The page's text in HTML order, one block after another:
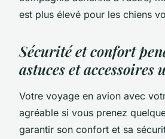
est plus élevé pour les chiens
Sécurité et confort
astuces et accessoires
Votre voyage en avion avec
agréable si vous prenez
garantir son confort et sa